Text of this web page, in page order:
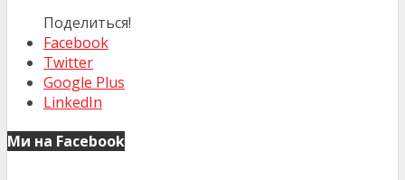
Поделиться!
Facebook
Twitter
Google Plus
LinkedIn
Ми на Facebook